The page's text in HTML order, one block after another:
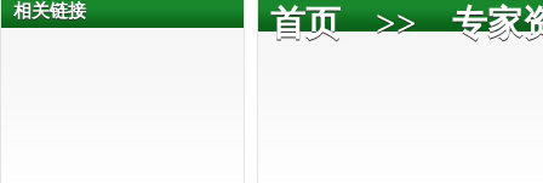
相关链接 首页>>专家